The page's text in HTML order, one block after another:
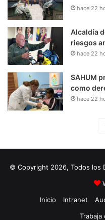
hace 22
Alcaldía
riesgos
hace 22
SAHUM
como
hace 22
© Copyright 2026, Todos los
Inicio
Intranet